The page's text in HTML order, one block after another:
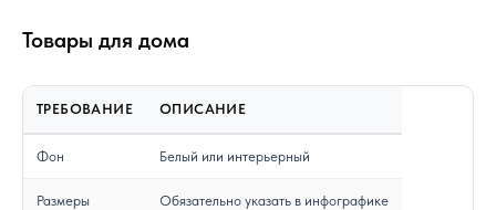
Товары для дома
ТРЕБОВАНИЕ ОПИСАНИЕ
Фон Белый или интерьерный
Размеры Обязательно указать в инфографике